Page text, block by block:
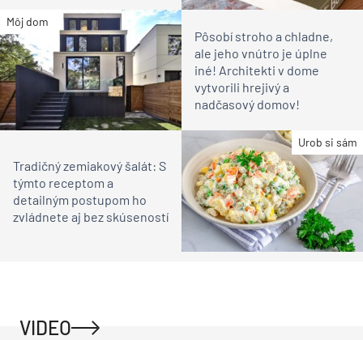
Môj dom
Pôsobí stroho a chladne,
ale jeho vnútro je úplne
iné! Architekti v dome
vytvorili hrejivý a
nadčasový domov!
Urob si sám
Tradičný zemiakový šalát: S
týmto receptom a
detailným postupom ho
zvládnete aj bez skúseností
VIDEO